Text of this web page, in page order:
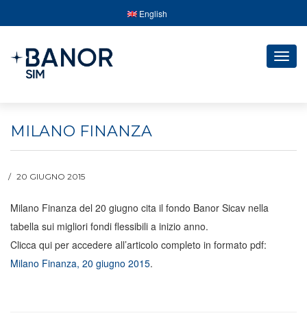
English
MILANO FINANZA
20 GIUGNO 2015
Milano Finanza del 20 giugno cita il fondo Banor Sicav nella
tabella sui migliori fondi flessibili a inizio anno.
Clicca qui per accedere all’articolo completo in formato pdf:
Milano Finanza, 20 giugno 2015.